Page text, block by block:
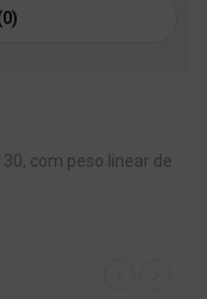
com peso linear de